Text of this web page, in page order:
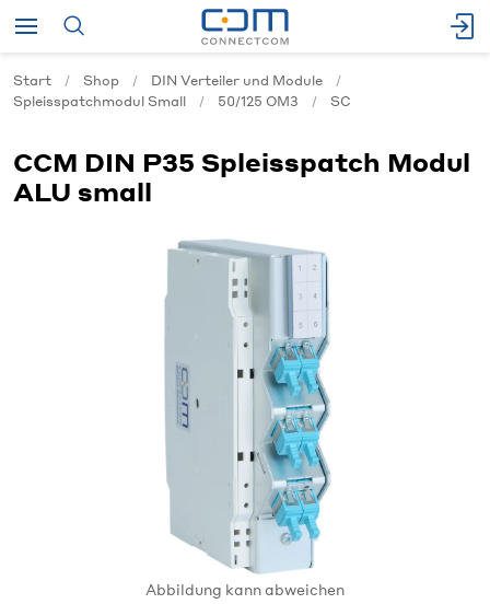
Start Shop
DIN Verteiler und Module
Spleisspatchmodul Small
50/125 OM3 SC
CCM DIN P35 Spleisspatch Modul
ALU small
Abbildung kann abweichen